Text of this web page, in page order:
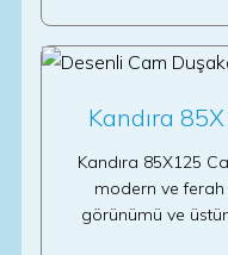
Kandıra
Kandıra 85X125
modern ve ferah
görünümü ve